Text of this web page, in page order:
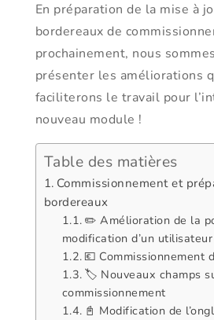
En préparation de la mise à
bordereaux de
prochainement, nous
présenter les améliorations
faciliterons le travail pour
nouveau module !
Table des matières
Commissionnement et
bordereaux
✏️ Amélioration de la
modification d’un utilisateur
💶 Commissionnement
🏷️ Nouveaux champs
commissionnement
📓 Modification de